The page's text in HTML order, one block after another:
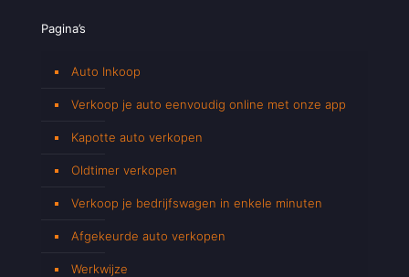
Pagina’s
Auto Inkoop
Verkoop je auto eenvoudig online met onze app
Kapotte auto verkopen
Oldtimer verkopen
Verkoop je bedrijfswagen in enkele minuten
Afgekeurde auto verkopen
Werkwijze